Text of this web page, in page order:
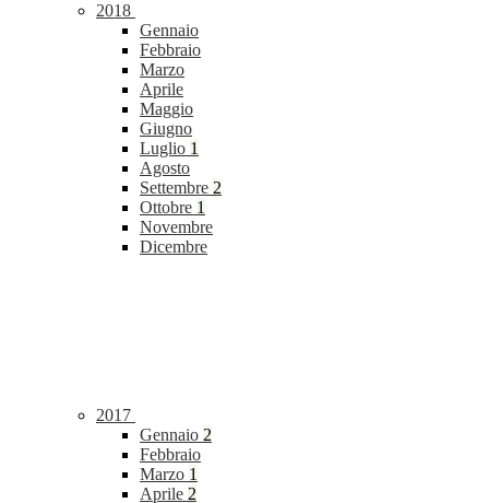
2018
Gennaio
Febbraio
Marzo
Aprile
Maggio
Giugno
Luglio 1
Agosto
Settembre 2
Ottobre 1
Novembre
Dicembre
2017
Gennaio 2
Febbraio
Marzo 1
Aprile 2